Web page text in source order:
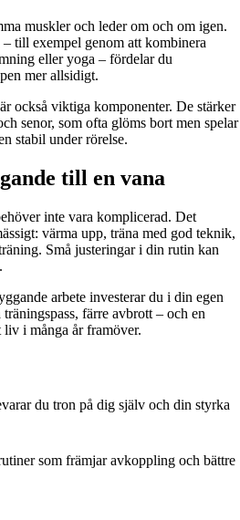
muskler och leder om och om igen.
till exempel genom att kombinera
eller yoga – fördelar du
mer allsidigt.
också viktiga komponenter. De stärker
senor, som ofta glöms bort men spelar
stabil under rörelse.
till en vana
inte vara komplicerad. Det
värma upp, träna med god teknik,
Små justeringar i din rutin kan
arbete investerar du i din egen
färre avbrott – och en
i många år framöver.
du tron på dig själv och din styrka
som främjar avkoppling och bättre